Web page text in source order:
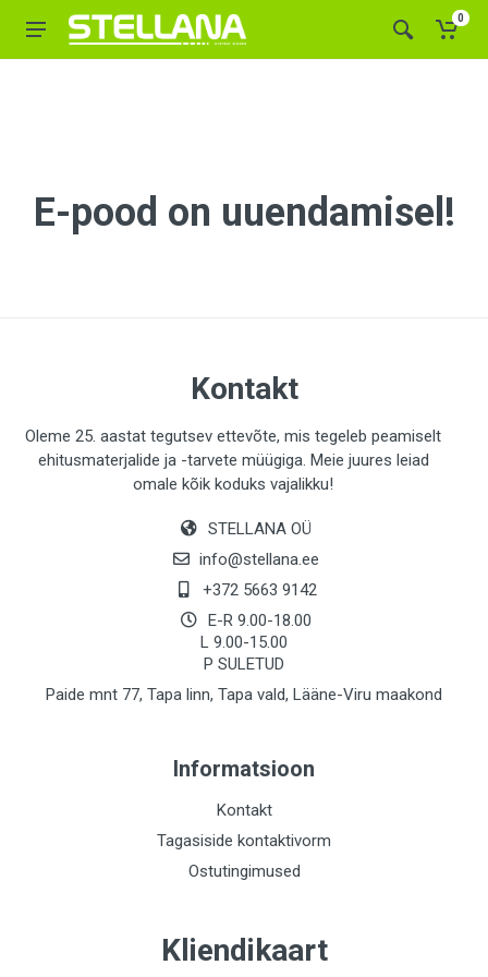
0
E-pood on uuendamisel!
Kontakt
Oleme 25. aastat tegutsev ettevõte, mis tegeleb peamiselt
ehitusmaterjalide ja -tarvete müügiga. Meie juures leiad
omale kõik koduks vajalikku!
STELLANA OÜ
info@stellana.ee
+372 5663 9142
E-R 9.00-18.00
L 9.00-15.00
P SULETUD
Paide mnt 77, Tapa linn, Tapa vald, Lääne-Viru maakond
Informatsioon
Kontakt
Tagasiside kontaktivorm
Ostutingimused
Kliendikaart